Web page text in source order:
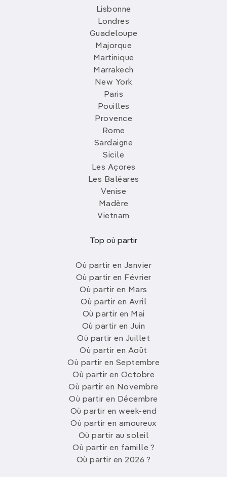
Lisbonne
Londres
Guadeloupe
Majorque
Martinique
Marrakech
New York
Paris
Pouilles
Provence
Rome
Sardaigne
Sicile
Les Açores
Les Baléares
Venise
Madère
Vietnam
Top où partir
Où partir en Janvier
Où partir en Février
Où partir en Mars
Où partir en Avril
Où partir en Mai
Où partir en Juin
Où partir en Juillet
Où partir en Août
Où partir en Septembre
Où partir en Octobre
Où partir en Novembre
Où partir en Décembre
Où partir en week-end
Où partir en amoureux
Où partir au soleil
Où partir en famille ?
Où partir en 2026 ?